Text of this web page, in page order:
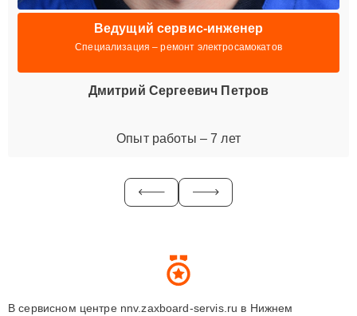
Ведущий сервис-инженер
Специализация – ремонт электросамокатов
Дмитрий Сергеевич Петров
Опыт работы – 7 лет
В сервисном центре nnv.zaxboard-servis.ru в Нижнем